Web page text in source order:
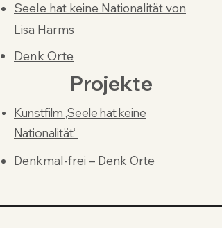
Seele hat keine Nationalität von
Lisa Harms
Denk Orte
Projekte
Kunstfilm ‚Seele hat keine
Nationalität‘
Denkmal-frei – Denk Orte